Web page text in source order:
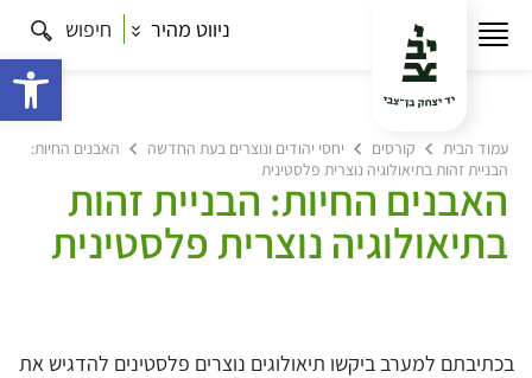
ניווט מהיר חיפוש
עמוד הבית קורסים יחסי יהודים ונוצרים בעת החדשה
האבנים החיות:
הבניית זהות בתיאולוגיה נוצרית פלסטינית
האבנים החיות: הבניית זהות
בתיאולוגיה נוצרית פלסטינית
בכתיבתם למערב ביקשו תיאולוגים נוצרים פלסטינים להדגיש את